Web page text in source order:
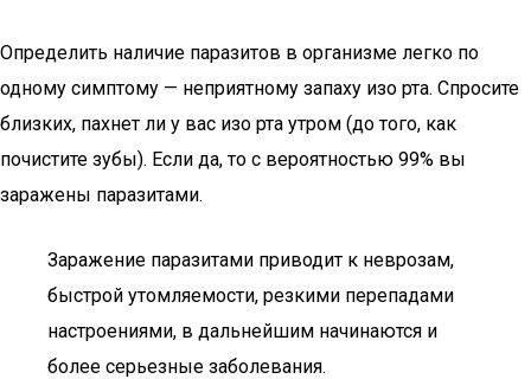
Определить наличие паразитов в организме легко по
одному симптому — неприятному запаху изо рта. Спросите
близких, пахнет ли у вас изо рта утром (до того, как
почистите зубы). Если да, то с вероятностью 99% вы
заражены паразитами.
Заражение паразитами приводит к неврозам,
быстрой утомляемости, резкими перепадами
настроениями, в дальнейшим начинаются и
более серьезные заболевания.